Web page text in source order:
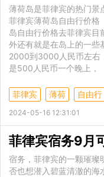
薄荷岛是菲律宾的热门景
菲律宾薄荷岛自由行价格
岛自由行价格去菲律宾目
外还有就是在岛上的一些
2000到3000人民币左右
是500人民币一个晚上，
菲律宾 薄荷 自由行
2024-05-16 12:31:01
宿务，菲律宾的一颗璀璨
否也想潜入碧蓝清澈的海